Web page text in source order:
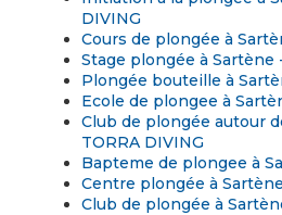
DIVING
Cours de plongée à
Stage plongée à Sartène
Plongée bouteille à
Ecole de plongee à
Club de plongée autour
TORRA DIVING
Bapteme de plongee à
Centre plongée à
Club de plongée à